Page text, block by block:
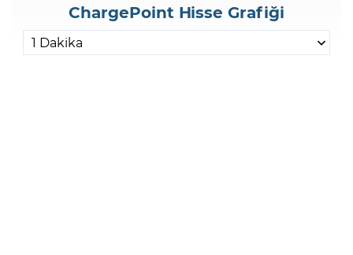
ChargePoint Hisse Grafiği